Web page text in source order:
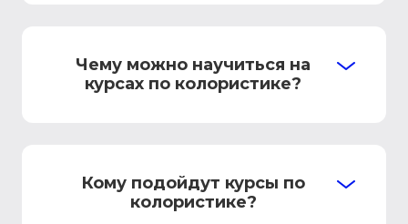
Чему можно научиться на
курсах по колористике?
Кому подойдут курсы по
колористике?